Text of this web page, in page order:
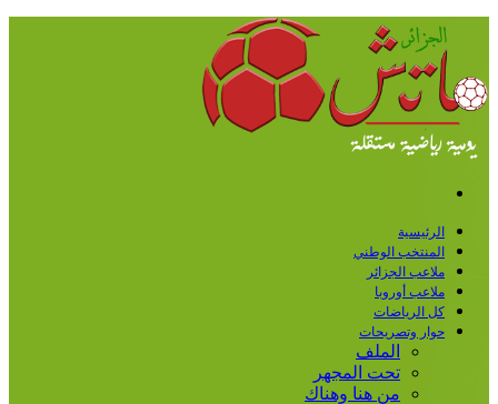
الرئيسية
المنتخب الوطني
ملاعب الجزائر
ملاعب أوروبا
كل الرياضات
حوار وتصريحات
الملف
تحت المجهر
من هنا وهناك